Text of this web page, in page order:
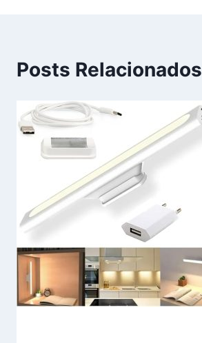
Posts Relacionados